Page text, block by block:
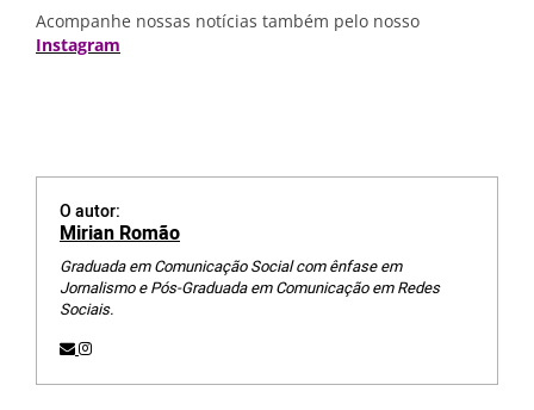
Acompanhe nossas notícias também pelo nosso
Instagram
O autor:
Mirian Romão
Graduada em Comunicação Social com ênfase em
Jornalismo e Pós-Graduada em Comunicação em Redes
Sociais.